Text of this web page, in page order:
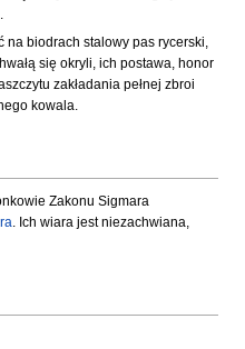
na biodrach stalowy pas rycerski,
się okryli, ich postawa, honor
zakładania pełnej zbroi
kowala.
Zakonu Sigmara
. Ich wiara jest niezachwiana,